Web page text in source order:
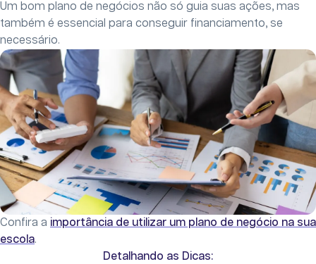
Um bom plano de negócios não só guia suas ações, mas
também é essencial para conseguir financiamento, se
necessário.
Confira a importância de utilizar um plano de negócio na sua
escola.
Detalhando as Dicas: